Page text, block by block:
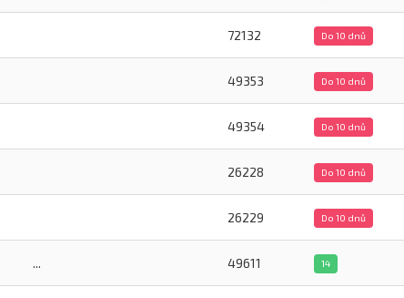
72132 Do 10 dnů
49353 Do 10 dnů
49354 Do 10 dnů
26228 Do 10 dnů
26229 Do 10 dnů
... 49611 14